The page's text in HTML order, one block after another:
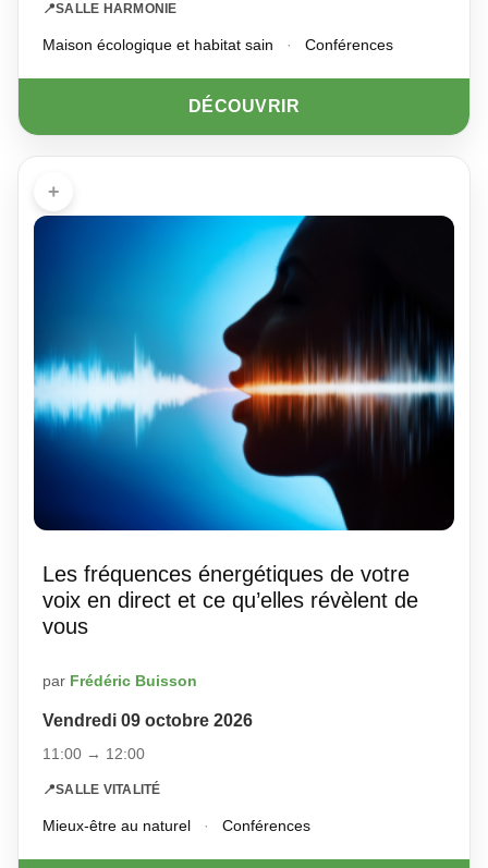
📍SALLE HARMONIE
Maison écologique et habitat sain · Conférences
DÉCOUVRIR
+
Les fréquences énergétiques de votre
voix en direct et ce qu’elles révèlent de
vous
par Frédéric Buisson
Vendredi 09 octobre 2026
11:00 → 12:00
📍SALLE VITALITÉ
Mieux-être au naturel · Conférences